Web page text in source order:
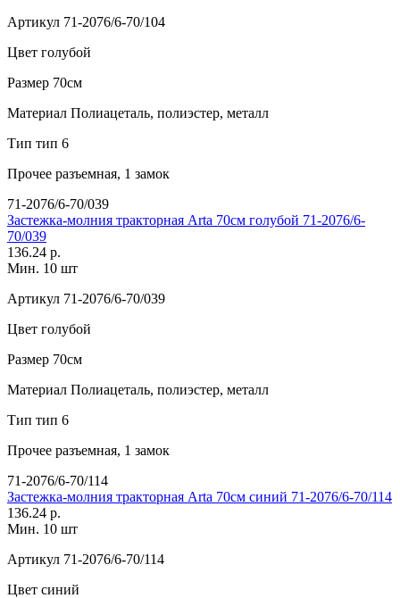
Артикул 71-2076/6-70/104
Цвет голубой
Размер 70см
Материал Полиацеталь, полиэстер, металл
Тип тип 6
Прочее разъемная, 1 замок
71-2076/6-70/039
Застежка-молния тракторная Arta 70см голубой 71-2076/6-
70/039
136.24 р.
Мин. 10 шт
Артикул 71-2076/6-70/039
Цвет голубой
Размер 70см
Материал Полиацеталь, полиэстер, металл
Тип тип 6
Прочее разъемная, 1 замок
71-2076/6-70/114
Застежка-молния тракторная Arta 70см синий 71-2076/6-70/114
136.24 р.
Мин. 10 шт
Артикул 71-2076/6-70/114
Цвет синий